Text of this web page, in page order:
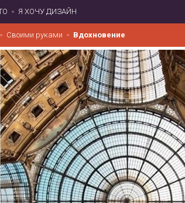
Я ХОЧУ ДИЗАЙН
Своими руками Вдохновение